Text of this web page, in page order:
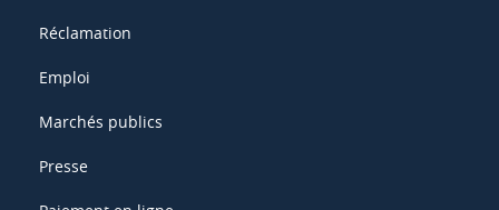
Réclamation
Emploi
Marchés publics
Presse